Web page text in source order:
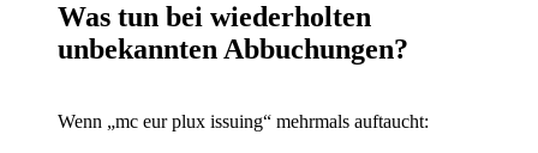
Was tun bei wiederholten
unbekannten Abbuchungen?
Wenn „mc eur plux issuing“ mehrmals auftaucht: